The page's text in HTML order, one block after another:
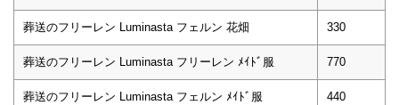
葬送のフリーレン Luminasta フェルン 花畑 330
葬送のフリーレン Luminasta フリーレン ﾒｲﾄﾞ服 770
葬送のフリーレン Luminasta フェルン ﾒｲﾄﾞ服 440